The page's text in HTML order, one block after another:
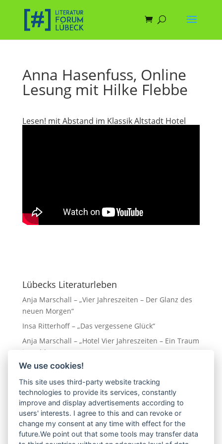
Anna Hasenfuss, Online
Lesung mit Hilke Flebbe
Lesen! mit Abstand im Klassik Altstadt Hotel
Lübecks Literaturleben
Anja Marschall – „Vier Jahreszeiten – Der Glanz des
neuen Morgen“
Insa Ritterhoff – „Das vergessene Glück“
Anja Marschall – „Hotel Vier Jahreszeiten – Ein Traum
in Gold“
Eva Almstädt „Ostseedämmerung“
Leo Hansen – „Napoli am Ostseestrand“
Nächste Veranstaltung
We use cookies!
This site uses third-party website tracking
technologies to provide its services, constantly
improve and display advertisements according to
users' interests. I agree to this and can revoke or
change my consent at any time with effect for the
future.We point out that some tools may transfer data